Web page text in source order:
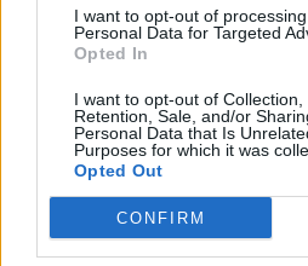
I want to opt-out of
Personal Data for Targeted
Opted In
I want to opt-out of Collection,
Retention, Sale, and/or
Personal Data that Is
Purposes for which it was
Opted Out
CONFIRM
Nemsokára kimászunk a vízből!🐧👍
https://tvc-invdn-
com.investing.com/data/
1b6.png
1
farkasfu
2022. 05. 12.
Előzmény:#2051-bubu-